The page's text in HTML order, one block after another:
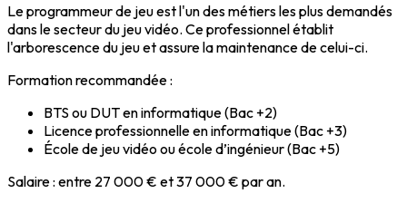
Leprogrammeur de jeuest l'un des métiers les plus demandés
dans le secteur du jeu vidéo. Ce professionnel établit
l'arborescence du jeu et assure la maintenance de celui-ci.
Formation recommandée:
BTS ou DUT en informatique (Bac +2)
Licence professionnelle en informatique (Bac +3)
École de jeu vidéo ou école d’ingénieur (Bac +5)
Salaire: entre 27 000 € et 37 000 € par an.